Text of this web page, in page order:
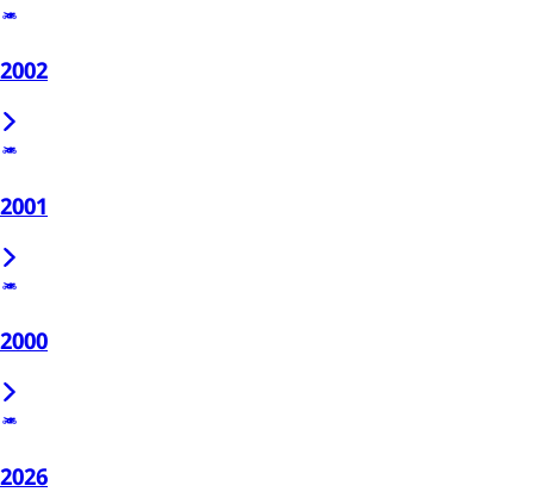
2002
2001
2000
2026